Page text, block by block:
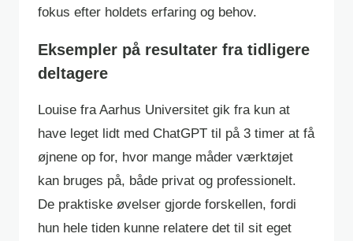
fokus efter holdets erfaring og behov.
Eksempler på resultater fra tidligere
deltagere
Louise fra Aarhus Universitet gik fra kun at
have leget lidt med ChatGPT til på 3 timer at få
øjnene op for, hvor mange måder værktøjet
kan bruges på, både privat og professionelt.
De praktiske øvelser gjorde forskellen, fordi
hun hele tiden kunne relatere det til sit eget